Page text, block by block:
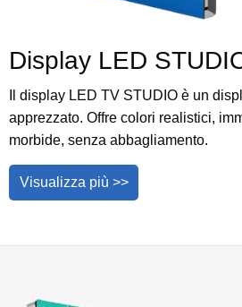
Display LED
Il display LED TV STUDIO è un
apprezzato. Offre colori realistici,
morbide, senza abbagliamento.
Visualizza più >>